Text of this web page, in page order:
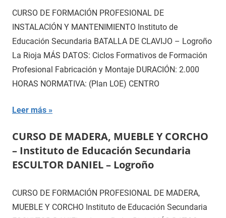
CURSO DE FORMACIÓN PROFESIONAL DE
INSTALACIÓN Y MANTENIMIENTO Instituto de
Educación Secundaria BATALLA DE CLAVIJO – Logroño
La Rioja MÁS DATOS: Ciclos Formativos de Formación
Profesional Fabricación y Montaje DURACIÓN: 2.000
HORAS NORMATIVA: (Plan LOE) CENTRO
Leer más
CURSO DE MADERA, MUEBLE Y CORCHO
– Instituto de Educación Secundaria
ESCULTOR DANIEL – Logroño
CURSO DE FORMACIÓN PROFESIONAL DE MADERA,
MUEBLE Y CORCHO Instituto de Educación Secundaria